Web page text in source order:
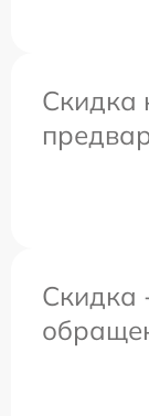
Скидка
Скидка